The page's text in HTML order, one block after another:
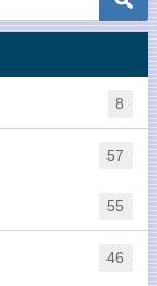
8
57
55
46